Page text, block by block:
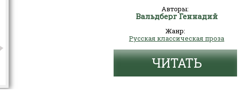
Авторы:
Вальдберг Геннадий
Жанр:
Русская классическая проза
ЧИТАТЬ